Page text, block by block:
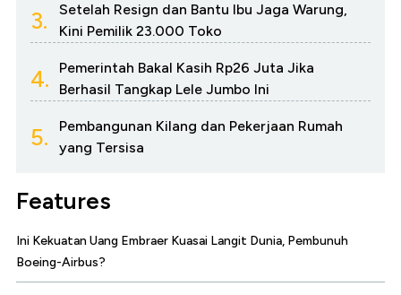
3.
Setelah Resign dan Bantu Ibu Jaga Warung,
Kini Pemilik 23.000 Toko
4.
Pemerintah Bakal Kasih Rp26 Juta Jika
Berhasil Tangkap Lele Jumbo Ini
5.
Pembangunan Kilang dan Pekerjaan Rumah
yang Tersisa
Features
Ini Kekuatan Uang Embraer Kuasai Langit Dunia, Pembunuh
Boeing-Airbus?